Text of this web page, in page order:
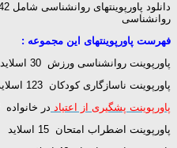
روانشناسی
فهرست پاورپوینتهای این مجموعه :
پاورپوینت روانشناسی ورزش 30 اسلاید
پاورپوینت ناسازگاری کودکان 123 اسلاید
پاورپوینت پشگیری از اعتیاد در خانواده 12 اسلاید
پاورپوینت اضطراب امتحان 15 اسلاید